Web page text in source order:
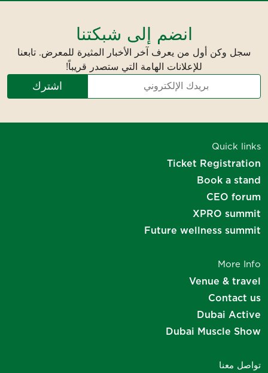
انضم إلى شبكتنا
سجل وكن أول من يعرف آخر الأخبار المثيرة للمعرض. تابعنا
للإعلانات الهامة التي ستصدر قريباً!
اشترك
Quick links
Ticket Registration
Book a stand
CEO forum
XPRO summit
Future wellness summit
More Info
Venue & travel
Contact us
Dubai Active
Dubai Muscle Show
تواصل معنا